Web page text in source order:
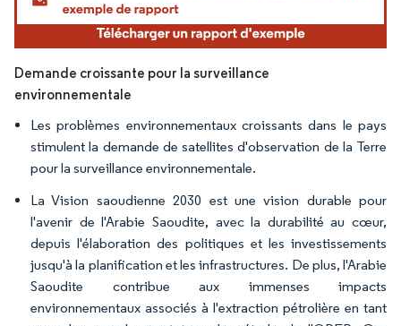
Demande croissante pour la surveillance
environnementale
Les problèmes environnementaux croissants dans le pays
stimulent la demande de satellites d'observation de la Terre
pour la surveillance environnementale.
La Vision saoudienne 2030 est une vision durable pour
l'avenir de l'Arabie Saoudite, avec la durabilité au cœur,
depuis l'élaboration des politiques et les investissements
jusqu'à la planification et les infrastructures. De plus, l'Arabie
Saoudite contribue aux immenses impacts
environnementaux associés à l'extraction pétrolière en tant